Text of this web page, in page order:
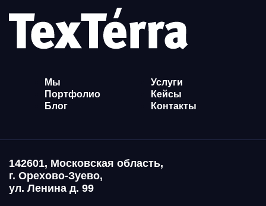
Мы
Услуги
Портфолио
Кейсы
Блог
Контакты
142601, Московская область,
г. Орехово-Зуево,
ул. Ленина д. 99